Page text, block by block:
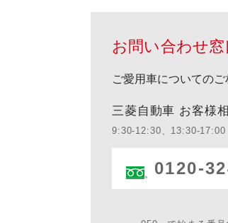
お問い合わせ窓
ご愛用車についての
三菱自動車 お客様
9:30-12:30、13:30-17:00
0120-